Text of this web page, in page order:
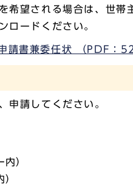
希望される場合は、世帯
ードください。
請書兼委任状 （PDF：
申請してください。
）